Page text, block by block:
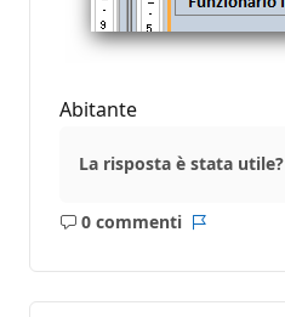
Abitante
La risposta è stata utile?
0 commenti
Nessun